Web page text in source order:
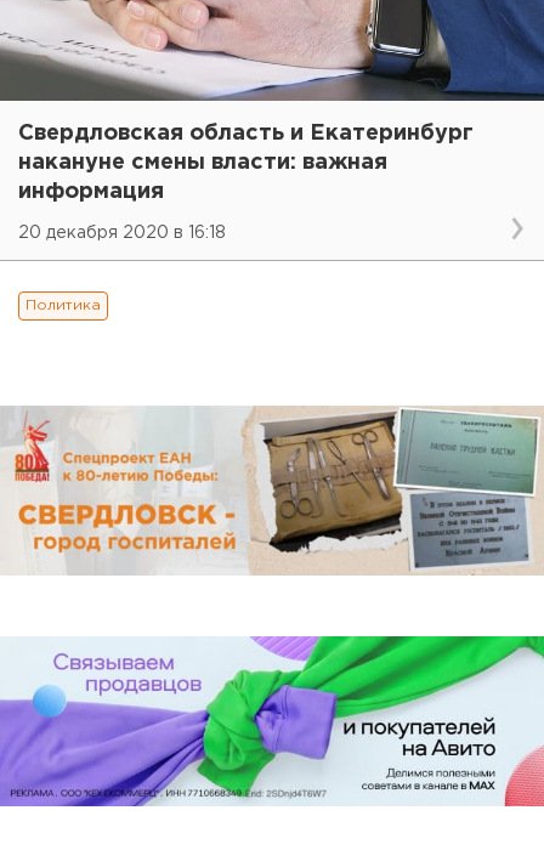
Свердловская область и Екатеринбург
накануне смены власти: важная
информация
20 декабря 2020 в 16:18
Политика